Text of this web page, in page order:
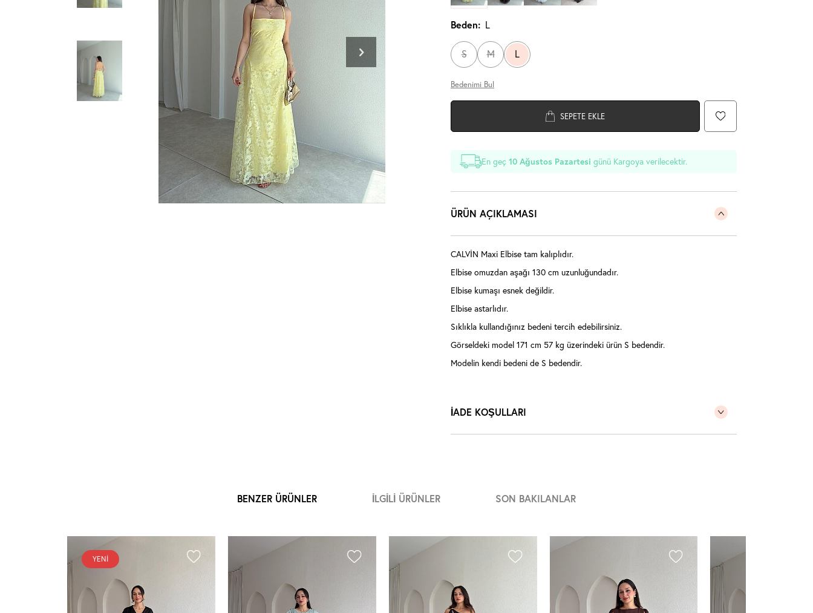
Beden: L
S M L
Bedenimi Bul
SEPETE EKLE
En geç10 Ağustos Pazartesi günü Kargoya verilecektir.
ÜRÜN AÇIKLAMASI
CALVİN Maxi Elbise tam kalıplıdır.
Elbise omuzdan aşağı 130 cm uzunluğundadır.
Elbise kumaşı esnek değildir.
Elbise astarlıdır.
Sıklıkla kullandığınız bedeni tercih edebilirsiniz.
Görseldeki model 171 cm 57 kg üzerindeki ürün S bedendir.
Modelin kendi bedeni de S bedendir.
İADE KOŞULLARI
BENZER ÜRÜNLER İLGILI ÜRÜNLER SON BAKILANLAR
YENI